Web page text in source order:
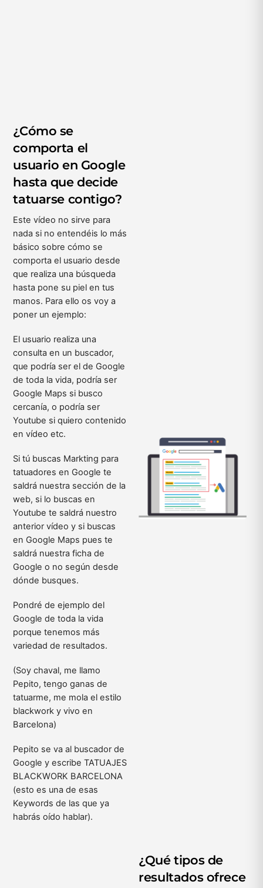
¿Cómo se
comporta el
usuario en Google
hasta que decide
tatuarse contigo?
Este vídeo no sirve para
nada si no entendéis lo más
básico sobre cómo se
comporta el usuario desde
que realiza una búsqueda
hasta pone su piel en tus
manos. Para ello os voy a
poner un ejemplo:
El usuario realiza una
consulta en un buscador,
que podría ser el de Google
de toda la vida, podría ser
Google Maps si busco
cercanía, o podría ser
Youtube si quiero contenido
en vídeo etc.
Si tú buscas Markting para
tatuadores en Google te
saldrá nuestra sección de la
web, si lo buscas en
Youtube te saldrá nuestro
anterior vídeo y si buscas
en Google Maps pues te
saldrá nuestra ficha de
Google o no según desde
dónde busques.
Pondré de ejemplo del
Google de toda la vida
porque tenemos más
variedad de resultados.
(Soy chaval, me llamo
Pepito, tengo ganas de
tatuarme, me mola el estilo
blackwork y vivo en
Barcelona)
Pepito se va al buscador de
Google y escribe TATUAJES
BLACKWORK BARCELONA
(esto es una de esas
Keywords de las que ya
habrás oído hablar).
¿Qué tipos de
resultados ofrece